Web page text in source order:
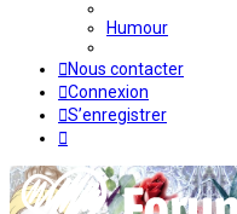
Humour
Nous contacter
Connexion
S’enregistrer